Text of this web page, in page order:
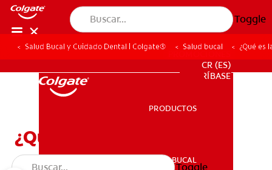
Toggle
CR (ES)
SUSCRÍBASE
PRODUCTOS
SALUD BUCAL
Toggle
Salud Bucal y Cuidado Dental | Colgate® Salud bucal ¿Qué es
¿Qué es la cera dental?